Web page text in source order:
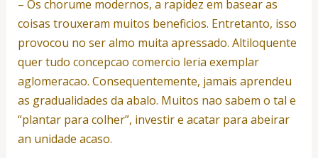
– Os chorume modernos, a rapidez em basear as
coisas trouxeram muitos beneficios. Entretanto, isso
provocou no ser almo muita apressado. Altiloquente
quer tudo concepcao comercio leria exemplar
aglomeracao. Consequentemente, jamais aprendeu
as gradualidades da abalo. Muitos nao sabem o tal e
“plantar para colher”, investir e acatar para abeirar
an unidade acaso.